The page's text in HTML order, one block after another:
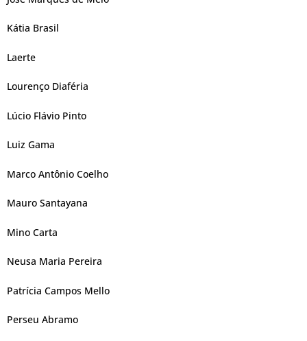
Kátia Brasil
Laerte
Lourenço Diaféria
Lúcio Flávio Pinto
Luiz Gama
Marco Antônio Coelho
Mauro Santayana
Mino Carta
Neusa Maria Pereira
Patrícia Campos Mello
Perseu Abramo